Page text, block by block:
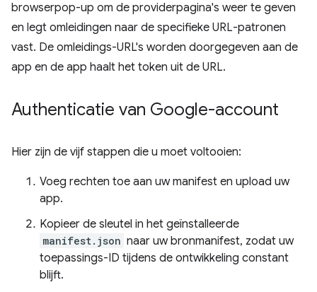
browserpop-up om de providerpagina's weer te geven
en legt omleidingen naar de specifieke URL-patronen
vast. De omleidings-URL's worden doorgegeven aan de
app en de app haalt het token uit de URL.
Authenticatie van Google-account
Hier zijn de vijf stappen die u moet voltooien:
Voeg rechten toe aan uw manifest en upload uw
app.
Kopieer de sleutel in het geïnstalleerde
manifest.json naar uw bronmanifest, zodat uw
toepassings-ID tijdens de ontwikkeling constant
blijft.